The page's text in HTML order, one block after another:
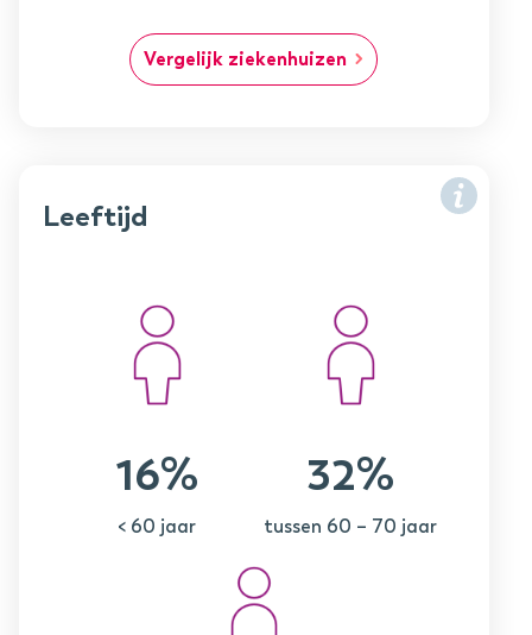
Vergelijk ziekenhuizen
Leeftijd
16%
< 60 jaar
32%
tussen 60 – 70 jaar